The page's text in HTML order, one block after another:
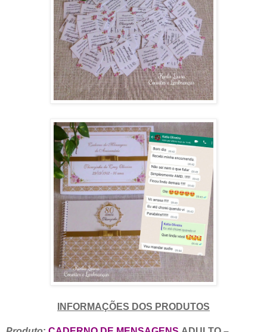
INFORMAÇÕES DOS PRODUTOS